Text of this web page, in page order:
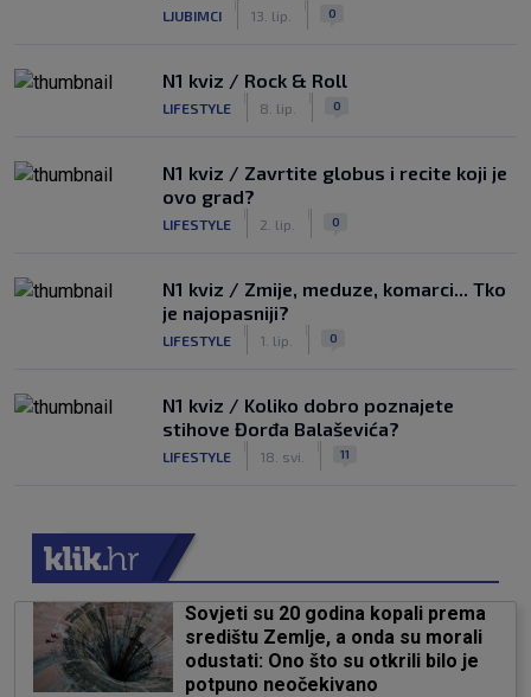
LJUBIMCI 13. lip. 0
N1 kviz / Rock & Roll
LIFESTYLE 8. lip. 0
N1 kviz / Zavrtite globus i recite koji je
ovo grad?
LIFESTYLE 2. lip. 0
N1 kviz / Zmije, meduze, komarci... Tko
je najopasniji?
LIFESTYLE 1. lip. 0
N1 kviz / Koliko dobro poznajete
stihove Đorđa Balaševića?
LIFESTYLE 18. svi. 11
Sovjeti su 20 godina kopali prema
središtu Zemlje, a onda su morali
odustati: Ono što su otkrili bilo je
potpuno neočekivano